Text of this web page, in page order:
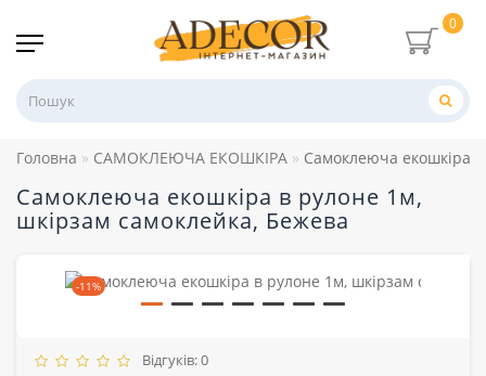
0
Головна САМОКЛЕЮЧА ЕКОШКІРА Самоклеюча екошкіра
Самоклеюча екошкіра в рулоне 1м,
шкірзам самоклейка, Бежева
-11%
Відгуків: 0